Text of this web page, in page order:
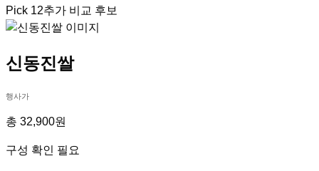
Pick 12추가 비교 후보
신동진쌀
행사가
총 32,900원
구성 확인 필요